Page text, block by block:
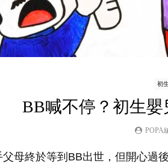
初
BB喊不停？初生
POPA
父母終於等到BB出世，但開心過